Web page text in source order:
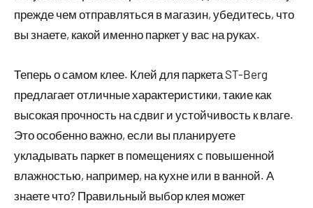
прежде чем отправляться в магазин, убедитесь, что
вы знаете, какой именно паркет у вас на руках.
Теперь о самом клее. Клей для паркета ST-Berg
предлагает отличные характеристики, такие как
высокая прочность на сдвиг и устойчивость к влаге.
Это особенно важно, если вы планируете
укладывать паркет в помещениях с повышенной
влажностью, например, на кухне или в ванной. А
знаете что? Правильный выбор клея может